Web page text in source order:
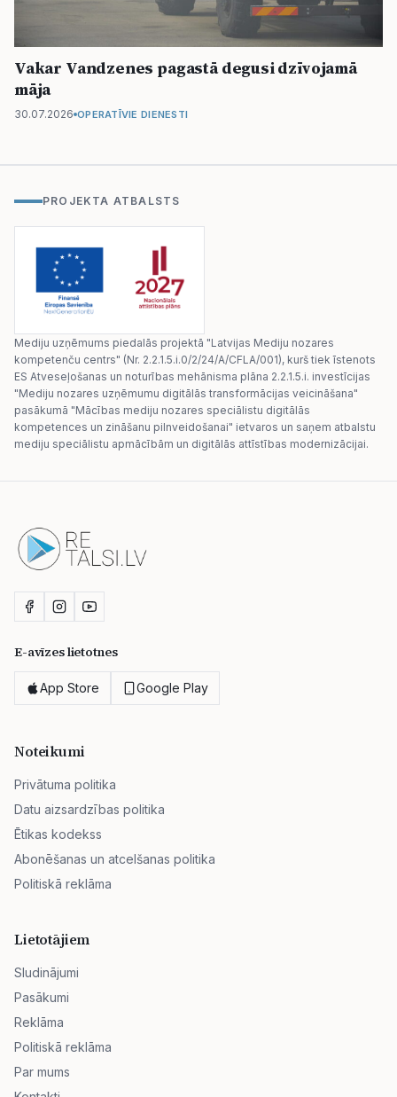
Vakar Vandzenes pagastā degusi dzīvojamā
māja
30.07.2026 OPERATĪVIE DIENESTI
PROJEKTA ATBALSTS
Mediju uzņēmums piedalās projektā "Latvijas Mediju nozares
kompetenču centrs" (Nr. 2.2.1.5.i.0/2/24/A/CFLA/001), kurš tiek īstenots
ES Atveseļošanas un noturības mehānisma plāna 2.2.1.5.i. investīcijas
"Mediju nozares uzņēmumu digitālās transformācijas veicināšana"
pasākumā "Mācības mediju nozares speciālistu digitālās
kompetences un zināšanu pilnveidošanai" ietvaros un saņem atbalstu
mediju speciālistu apmācībām un digitālās attīstības modernizācijai.
E-avīzes lietotnes
App Store Google Play
Noteikumi
Privātuma politika
Datu aizsardzības politika
Ētikas kodekss
Abonēšanas un atcelšanas politika
Politiskā reklāma
Lietotājiem
Sludinājumi
Pasākumi
Reklāma
Politiskā reklāma
Par mums